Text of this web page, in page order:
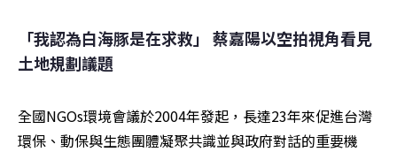
「我認為白海豚是在求救」 蔡嘉陽以空拍視角看見
土地規劃議題
全國NGOs環境會議於2004年發起，長達23年來促進台灣
環保、動保與生態團體凝聚共識並與政府對話的重要機